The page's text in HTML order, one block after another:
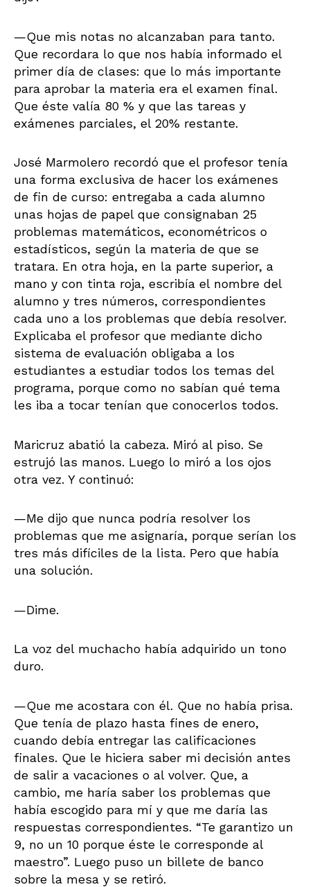
—Que mis notas no alcanzaban para tanto.
Que recordara lo que nos había informado el
primer día de clases: que lo más importante
para aprobar la materia era el examen final.
Que éste valía 80 % y que las tareas y
exámenes parciales, el 20% restante.
José Marmolero recordó que el profesor tenía
una forma exclusiva de hacer los exámenes
de fin de curso: entregaba a cada alumno
unas hojas de papel que consignaban 25
problemas matemáticos, econométricos o
estadísticos, según la materia de que se
tratara. En otra hoja, en la parte superior, a
mano y con tinta roja, escribía el nombre del
alumno y tres números, correspondientes
cada uno a los problemas que debía resolver.
Explicaba el profesor que mediante dicho
sistema de evaluación obligaba a los
estudiantes a estudiar todos los temas del
programa, porque como no sabían qué tema
les iba a tocar tenían que conocerlos todos.
Maricruz abatió la cabeza. Miró al piso. Se
estrujó las manos. Luego lo miró a los ojos
otra vez. Y continuó:
—Me dijo que nunca podría resolver los
problemas que me asignaría, porque serían los
tres más difíciles de la lista. Pero que había
una solución.
—Dime.
La voz del muchacho había adquirido un tono
duro.
—Que me acostara con él. Que no había prisa.
Que tenía de plazo hasta fines de enero,
cuando debía entregar las calificaciones
finales. Que le hiciera saber mi decisión antes
de salir a vacaciones o al volver. Que, a
cambio, me haría saber los problemas que
había escogido para mí y que me daría las
respuestas correspondientes. “Te garantizo un
9, no un 10 porque éste le corresponde al
maestro”. Luego puso un billete de banco
sobre la mesa y se retiró.